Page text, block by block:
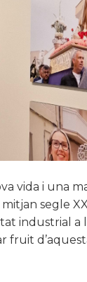
vida i una
segle
industrial a
fruit